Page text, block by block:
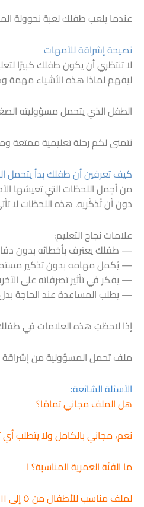
عندما يلعب طفلك لعبة نحوولة
نصيحة إشراقة للأمهات
لا تنتظري أن يكون طفلك كبيرًا
ليفهم لماذا هذه الأشياء
الطفل الذي يتحمل مسؤوليته
نتمنى لكم رحلة تعليمية ممتعة
كيف تعرفين أن طفلك بدأ يتحمل
من أجمل اللحظات التي تعيشها
دون أن تُذكّريه. هذه اللحظات لا
علامات نجاح التعليم:
— طفلك يعترف بأخطائه بدون
— يُكمل مهامه بدون تذكير
— يفكر في تأثير تصرفاته على
— يطلب المساعدة عند الحاجة
إذا لاحظتِ هذه العلامات في
ملف تحمل المسؤولية من
الأسئلة الشائعة:
هل الملف مجاني تمامًا؟
نعم، مجاني بالكامل ولا يتطلب
ما الفئة العمرية المناسبة؟ ا
لملف مناسب للأطفال من ٥ إلى ١١ سنة.